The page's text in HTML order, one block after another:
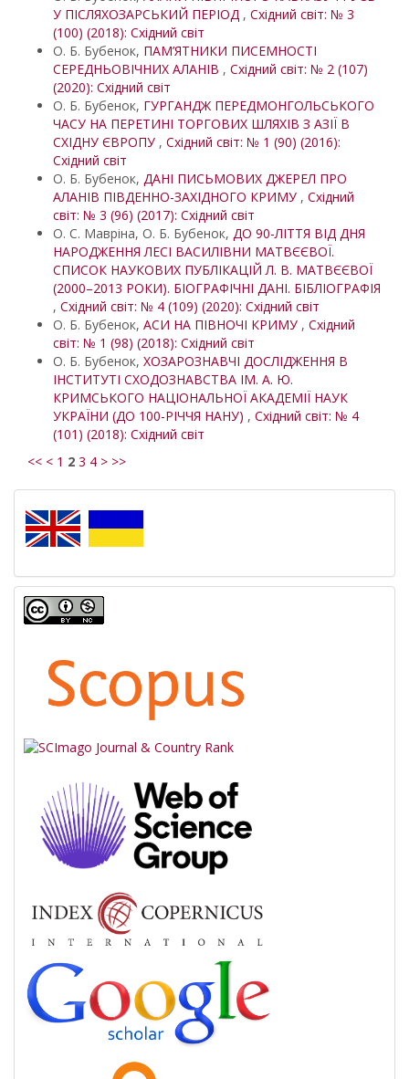
У ПІСЛЯХОЗАРСЬКИЙ ПЕРІОД , Східний світ: № 3
(100) (2018): Східний світ
О. Б. Бубенок, ПАМ’ЯТНИКИ ПИСЕМНОСТІ
СЕРЕДНЬОВІЧНИХ АЛАНІВ , Східний світ: № 2 (107)
(2020): Східний світ
О. Б. Бубенок, ГУРГАНДЖ ПЕРЕДМОНГОЛЬСЬКОГО
ЧАСУ НА ПЕРЕТИНІ ТОРГОВИХ ШЛЯХІВ З АЗІЇ В
СХІДНУ ЄВРОПУ , Східний світ: № 1 (90) (2016):
Східний світ
О. Б. Бубенок, ДАНІ ПИСЬМОВИХ ДЖЕРЕЛ ПРО
АЛАНІВ ПІВДЕННО-ЗАХІДНОГО КРИМУ , Східний
світ: № 3 (96) (2017): Східний світ
О. С. Мавріна, О. Б. Бубенок, ДО 90-ЛІТТЯ ВІД ДНЯ
НАРОДЖЕННЯ ЛЕСІ ВАСИЛІВНИ МАТВЄЄВОЇ.
СПИСОК НАУКОВИХ ПУБЛІКАЦІЙ Л. В. МАТВЄЄВОЇ
(2000–2013 РОКИ). БІОГРАФІЧНІ ДАНІ. БІБЛІОГРАФІЯ
, Східний світ: № 4 (109) (2020): Східний світ
О. Б. Бубенок, АСИ НА ПІВНОЧІ КРИМУ , Східний
світ: № 1 (98) (2018): Східний світ
О. Б. Бубенок, ХОЗАРОЗНАВЧІ ДОСЛІДЖЕННЯ В
ІНСТИТУТІ СХОДОЗНАВСТВА ІМ. А. Ю.
КРИМСЬКОГО НАЦІОНАЛЬНОЇ АКАДЕМІЇ НАУК
УКРАЇНИ (ДО 100-РІЧЧЯ НАНУ) , Східний світ: № 4
(101) (2018): Східний світ
<< < 1 2 3 4 > >>